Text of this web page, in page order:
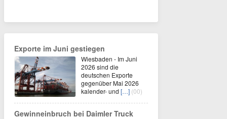
Exporte im Juni gestiegen
Wiesbaden - Im Juni
2026 sind die
deutschen Exporte
gegenüber Mai 2026
kalender- und […] (00)
Gewinneinbruch bei Daimler Truck